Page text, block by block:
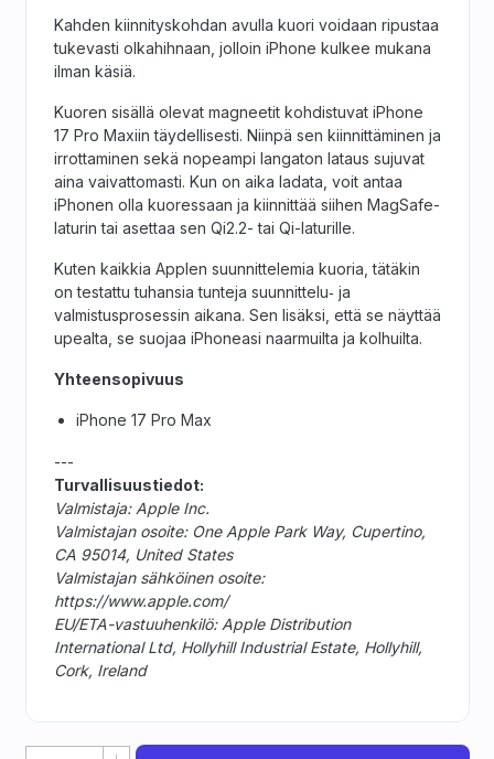
Kahden kiinnitys­kohdan avulla kuori voidaan ripustaa
tukevasti olka­hihnaan, jolloin iPhone kulkee mukana
ilman käsiä.
Kuoren sisällä olevat magneetit kohdistuvat iPhone
17 Pro Maxiin täydellisesti. Niinpä sen kiinnittäminen ja
irrottaminen sekä nopeampi langaton lataus sujuvat
aina vaivattomasti. Kun on aika ladata, voit antaa
iPhonen olla kuoressaan ja kiinnittää siihen MagSafe-
laturin tai asettaa sen Qi2.2- tai Qi-laturille.
Kuten kaikkia Applen suunnittelemia kuoria, tätäkin
on testattu tuhansia tunteja suunnittelu‑ ja
valmistusprosessin aikana. Sen lisäksi, että se näyttää
upealta, se suojaa iPhoneasi naarmuilta ja kolhuilta.
Yhteensopivuus
iPhone 17 Pro Max
---
Turvallisuustiedot:
Valmistaja: Apple Inc.
Valmistajan osoite: One Apple Park Way, Cupertino,
CA 95014, United States
Valmistajan sähköinen osoite:
https://www.apple.com/
EU/ETA-vastuuhenkilö: Apple Distribution
International Ltd, Hollyhill Industrial Estate, Hollyhill,
Cork, Ireland